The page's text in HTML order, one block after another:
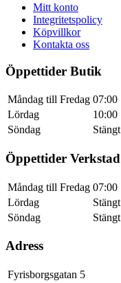
Mitt konto
Integritetspolicy
Köpvillkor
Kontakta oss
Öppettider Butik
Måndag till Fredag 07:00
Lördag
10:00
Söndag
Stängt
Öppettider Verkstad
Måndag till Fredag 07:00
Lördag
Stängt
Söndag
Stängt
Adress
Fyrisborgsgatan 5